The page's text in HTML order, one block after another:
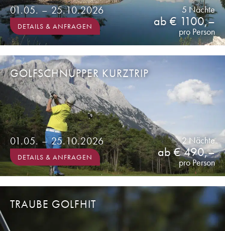
pro Person
ab € 1100,–
5 Nächte
DETAILS & ANFRAGEN
01.05. – 25.10.2026
pro Person
ab € 490,–
2 Nächte
DETAILS & ANFRAGEN
01.05. – 25.10.2026
GOLFSCHNUPPER KURZTRIP
TRAUBE GOLFHIT